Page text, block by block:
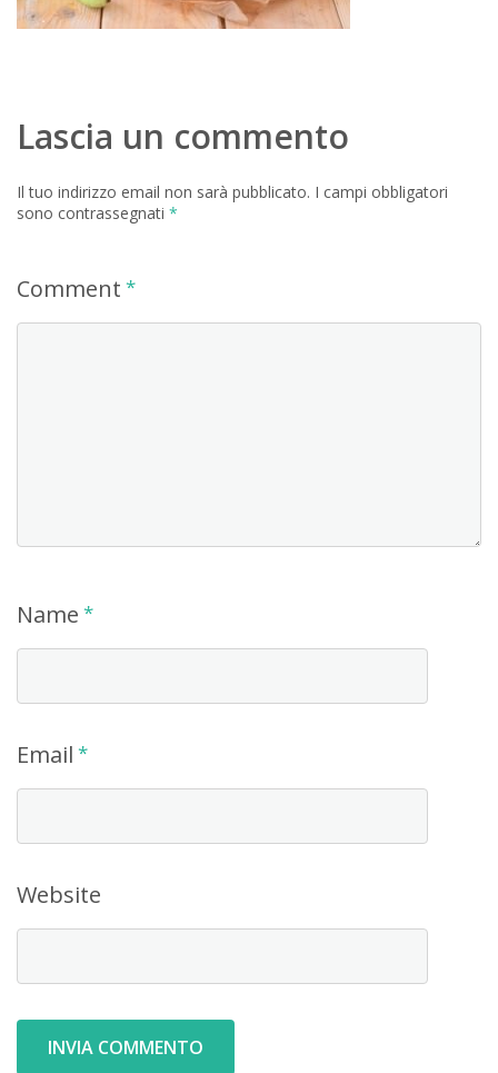
Lascia un commento
Il tuo indirizzo email non sarà pubblicato. I campi obbligatori
sono contrassegnati *
Comment *
Name *
Email *
Website